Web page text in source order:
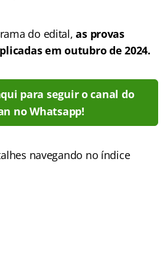
do edital,as provas
em outubro de 2024.
para seguir o canal do
no Whatsapp!
navegando no índice